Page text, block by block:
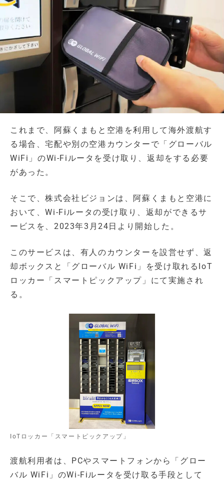
これまで、阿蘇くまもと空港を利用して海外渡航す
る場合、宅配や別の空港カウンターで「グローバル
WiFi」のWi-Fiルータを受け取り、返却をする必要
があった。
そこで、株式会社ビジョンは、阿蘇くまもと空港に
おいて、Wi-Fiルータの受け取り、返却ができるサ
ービスを、2023年3月24日より開始した。
このサービスは、有人のカウンターを設営せず、返
却ボックスと「グローバル WiFi」を受け取れるIoT
ロッカー「スマートピックアップ」にて実施され
る。
IoTロッカー「スマートピックアップ」
渡航利用者は、PCやスマートフォンから「グロー
バル WiFi」のWi-Fiルータを受け取る手段として